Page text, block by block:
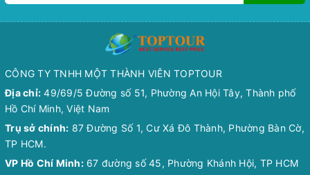
CÔNG TY TNHH MỘT THÀNH VIÊN TOPTOUR
Địa chỉ: 49/69/5 Đường số 51, Phường An Hội Tây, Thành phố
Hồ Chí Minh, Việt Nam
Trụ sở chính: 87 Đường Số 1, Cư Xá Đô Thành, Phường Bàn Cờ,
TP HCM.
VP Hồ Chí Minh: 67 đường số 45, Phường Khánh Hội, TP HCM